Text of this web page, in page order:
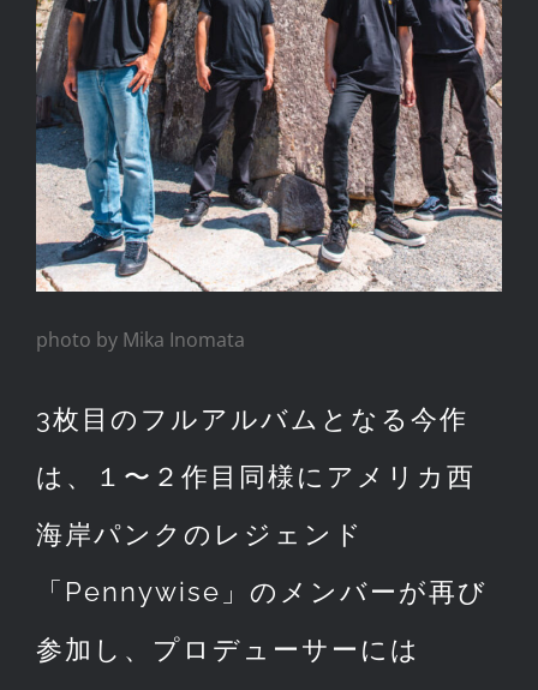
photo by Mika Inomata
3枚目のフルアルバムとなる今作
は、１〜２作目同様にアメリカ西
海岸パンクのレジェンド
「Pennywise」のメンバーが再び
参加し、プロデューサーには